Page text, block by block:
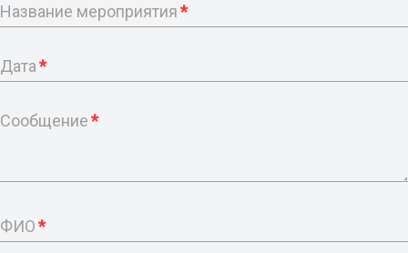
Название мероприятия*
Дата*
Сообщение*
ФИО*